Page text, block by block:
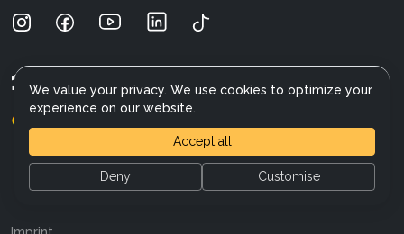
We value your privacy. We use cookies to optimize your
experience on our website.
Accept all
Deny Customise
Kalkhoff
Mercedes-AMG F1 Team
Superior
Specialized
Diamant
15'000+Customers
General Terms and Conditions